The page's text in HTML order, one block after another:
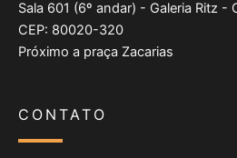
Sala 601 (6º andar) - Galeria Ritz -
CEP: 80020-320
Próximo a praça Zacarias
CONTATO